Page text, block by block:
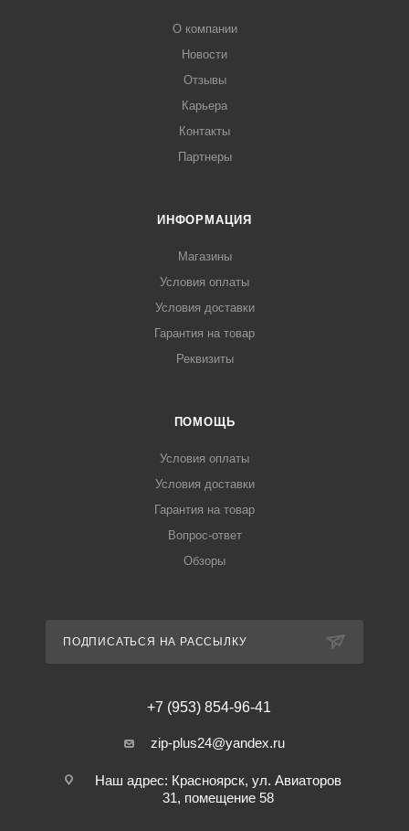
О компании
Новости
Отзывы
Карьера
Контакты
Партнеры
ИНФОРМАЦИЯ
Магазины
Условия оплаты
Условия доставки
Гарантия на товар
Реквизиты
ПОМОЩЬ
Условия оплаты
Условия доставки
Гарантия на товар
Вопрос-ответ
Обзоры
ПОДПИСАТЬСЯ НА РАССЫЛКУ
+7 (953) 854-96-41
zip-plus24@yandex.ru
Наш адрес: Красноярск, ул. Авиаторов
31, помещение 58